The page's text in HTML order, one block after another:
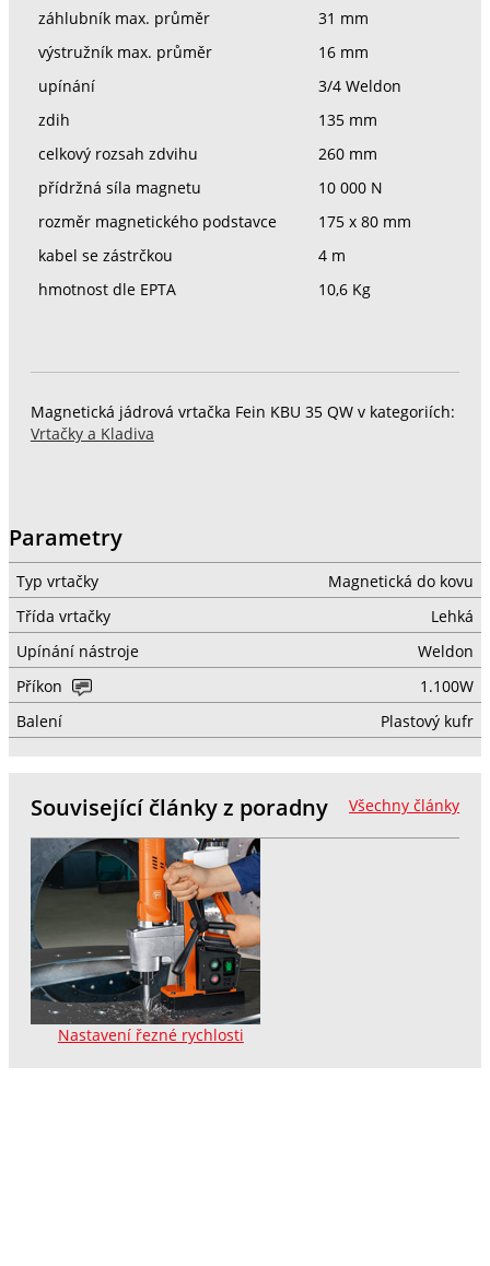
záhlubník max. průměr
31 mm
výstružník max. průměr
16 mm
upínání
3/4 Weldon
zdih
135 mm
celkový rozsah zdvihu
260 mm
přídržná síla magnetu
10 000 N
rozměr magnetického podstavce
175 x 80 mm
kabel se zástrčkou
4 m
hmotnost dle EPTA
10,6 Kg
Magnetická jádrová vrtačka Fein KBU 35 QW v kategoriích:
Vrtačky a Kladiva
Parametry
Typ vrtačky
Magnetická do kovu
Třída vrtačky
Lehká
Upínání nástroje
Weldon
Příkon
1.100W
Balení
Plastový kufr
Všechny články
Související články z poradny
Nastavení řezné rychlosti